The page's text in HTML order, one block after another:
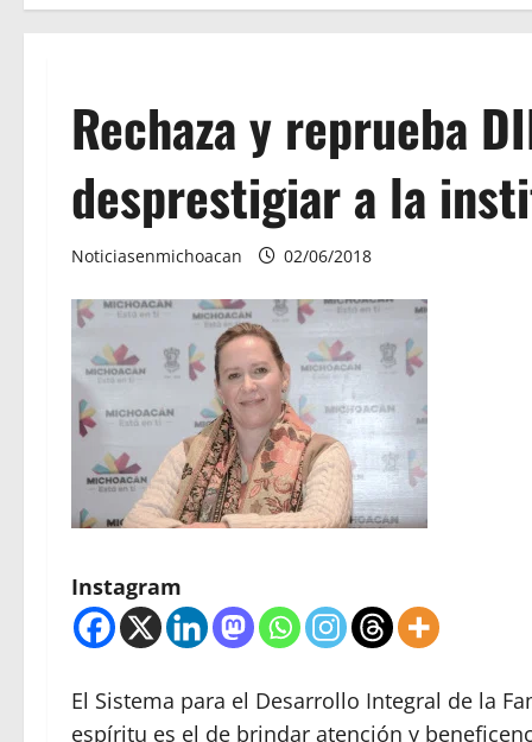
Rechaza y reprueba
desprestigiar a la
Noticiasenmichoacan 02/06/2018
Instagram
El Sistema para el Desarrollo Integral de la
espíritu es el de brindar atención y